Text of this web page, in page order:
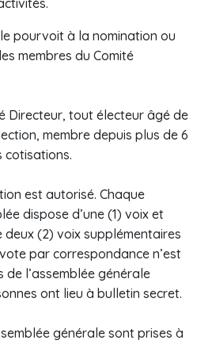
pourvoit à la nomination ou
membres du Comité
Directeur, tout électeur âgé de
membre depuis plus de 6
cotisations.
est autorisé. Chaque
dispose d’une (1) voix et
(2) voix supplémentaires
par correspondance n’est
de l’assemblée générale
ont lieu à bulletin secret.
générale sont prises à